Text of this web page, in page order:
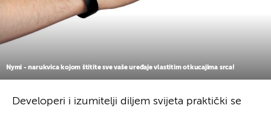
Nymi - narukvica kojom štitite sve vaše uređaje vlastitim otkucajima srca!
Developeri i izumitelji diljem svijeta praktički se